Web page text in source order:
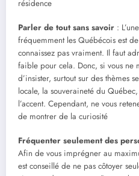
résidence
Parler de tout sans savoir :
fréquemment les Québécois est
connaissez pas vraiment. Il faut
faible pour cela. Donc, si vous ne
d’insister, surtout sur des thèmes
locale, la souveraineté du
l’accent. Cependant, ne vous
de montrer de la curiosité
Fréquenter seulement des
Afin de vous imprégner au
est conseillé de ne pas côtoyer